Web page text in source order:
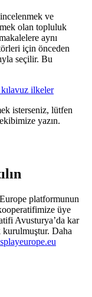
ve
olan topluluk
aynı
için önceden
seçilir. Bu
ilkeler
isterseniz, lütfen
yazın.
platformunun
üye
Avusturya’da kar
kurulmuştur. Daha